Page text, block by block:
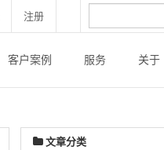
注册
客户案例 服务 关于
文章分类